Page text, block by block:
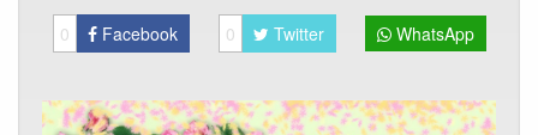
0 Facebook 0 Twitter WhatsApp